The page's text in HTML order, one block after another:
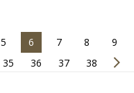
5 6 7 8 9
35 36 37 38